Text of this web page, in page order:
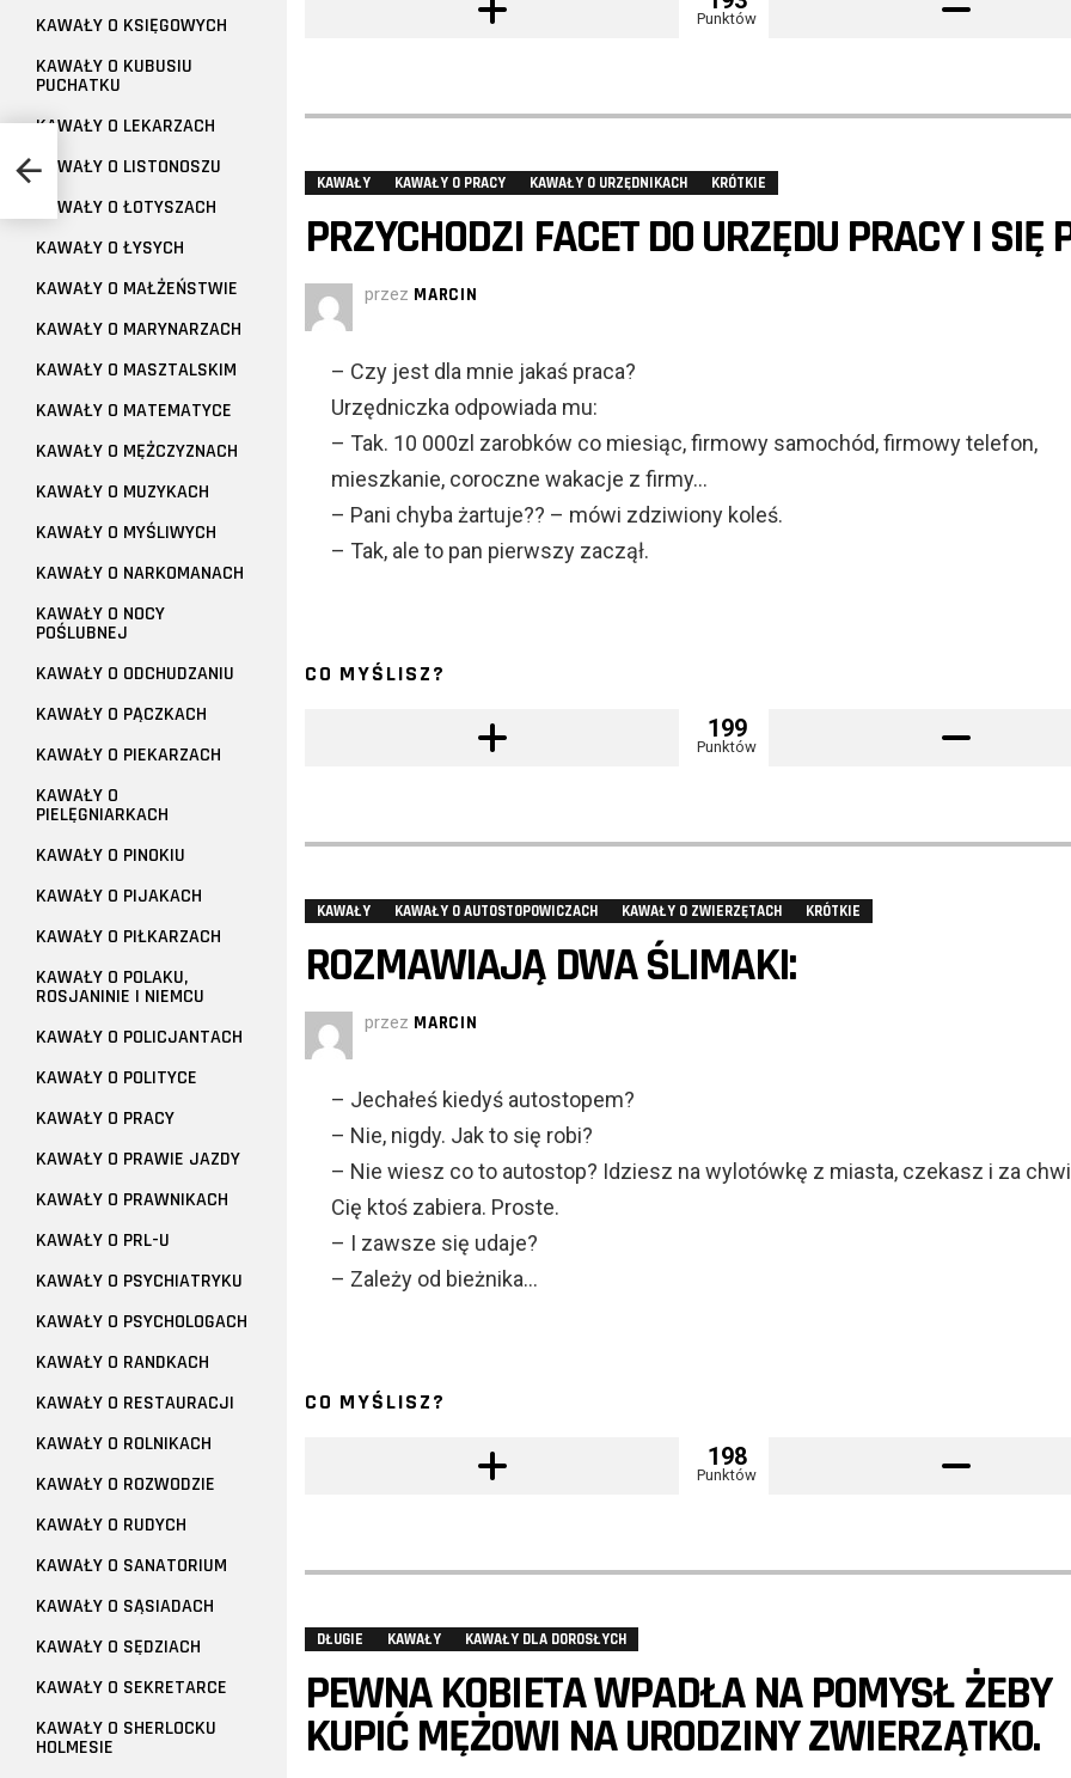
Punktów
KAWAŁY KAWAŁY O PRACY KAWAŁY O URZĘDNIKACH KRÓTKIE
PRZYCHODZI FACET DO URZĘDU PRACY I SIĘ
przez MARCIN
– Czy jest dla mnie jakaś praca?
Urzędniczka odpowiada mu:
– Tak. 10 000zl zarobków co miesiąc, firmowy samochód, firmowy telefon,
mieszkanie, coroczne wakacje z firmy…
– Pani chyba żartuje?? – mówi zdziwiony koleś.
– Tak, ale to pan pierwszy zaczął.
CO MYŚLISZ?
199
Punktów
KAWAŁY KAWAŁY O AUTOSTOPOWICZACH KAWAŁY O ZWIERZĘTACH KRÓTKIE
ROZMAWIAJĄ DWA ŚLIMAKI:
przez MARCIN
– Jechałeś kiedyś autostopem?
– Nie, nigdy. Jak to się robi?
– Nie wiesz co to autostop? Idziesz na wylotówkę z miasta, czekasz i za
Cię ktoś zabiera. Proste.
– I zawsze się udaje?
– Zależy od bieżnika…
CO MYŚLISZ?
198
Punktów
DŁUGIE KAWAŁY KAWAŁY DLA DOROSŁYCH
PEWNA KOBIETA WPADŁA NA POMYSŁ ŻEBY
KUPIĆ MĘŻOWI NA URODZINY ZWIERZĄTKO.
KAWAŁY O KSIĘGOWYCH
KAWAŁY O KUBUSIU
PUCHATKU
KAWAŁY O LEKARZACH
KAWAŁY O LISTONOSZU
KAWAŁY O ŁOTYSZACH
KAWAŁY O ŁYSYCH
KAWAŁY O MAŁŻEŃSTWIE
KAWAŁY O MARYNARZACH
KAWAŁY O MASZTALSKIM
KAWAŁY O MATEMATYCE
KAWAŁY O MĘŻCZYZNACH
KAWAŁY O MUZYKACH
KAWAŁY O MYŚLIWYCH
KAWAŁY O NARKOMANACH
KAWAŁY O NOCY
POŚLUBNEJ
KAWAŁY O ODCHUDZANIU
KAWAŁY O PĄCZKACH
KAWAŁY O PIEKARZACH
KAWAŁY O
PIELĘGNIARKACH
KAWAŁY O PINOKIU
KAWAŁY O PIJAKACH
KAWAŁY O PIŁKARZACH
KAWAŁY O POLAKU,
ROSJANINIE I NIEMCU
KAWAŁY O POLICJANTACH
KAWAŁY O POLITYCE
KAWAŁY O PRACY
KAWAŁY O PRAWIE JAZDY
KAWAŁY O PRAWNIKACH
KAWAŁY O PRL-U
KAWAŁY O PSYCHIATRYKU
KAWAŁY O PSYCHOLOGACH
KAWAŁY O RANDKACH
KAWAŁY O RESTAURACJI
KAWAŁY O ROLNIKACH
KAWAŁY O ROZWODZIE
KAWAŁY O RUDYCH
KAWAŁY O SANATORIUM
KAWAŁY O SĄSIADACH
KAWAŁY O SĘDZIACH
KAWAŁY O SEKRETARCE
KAWAŁY O SHERLOCKU
HOLMESIE